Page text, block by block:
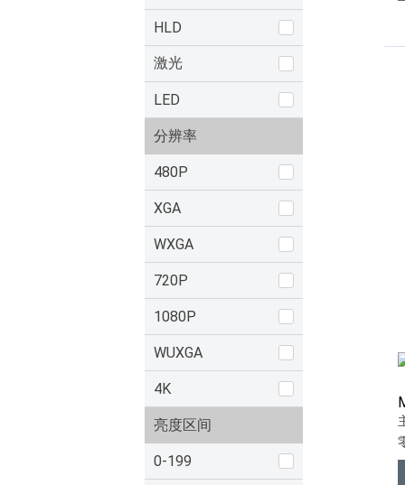
HLD
激光
LED
分辨率
480P
XGA
WXGA
720P
1080P
WUXGA
4K
亮度区间
0-199